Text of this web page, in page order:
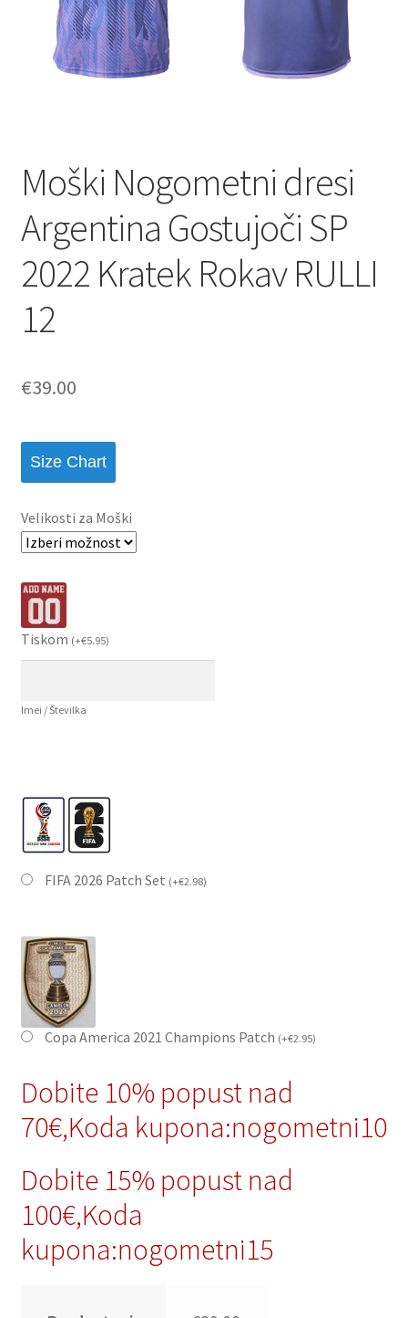
Moški Nogometni dresi
Argentina Gostujoči SP
2022 Kratek Rokav RULLI
12
€39.00
Size Chart
Velikosti za Moški
Tiskom (+€5.95)
Imei / Številka
FIFA 2026 Patch Set (+€2.98)
Copa America 2021 Champions Patch (+€2.95)
Dobite 10% popust nad
70€,Koda kupona:nogometni10
Dobite 15% popust nad
100€,Koda
kupona:nogometni15